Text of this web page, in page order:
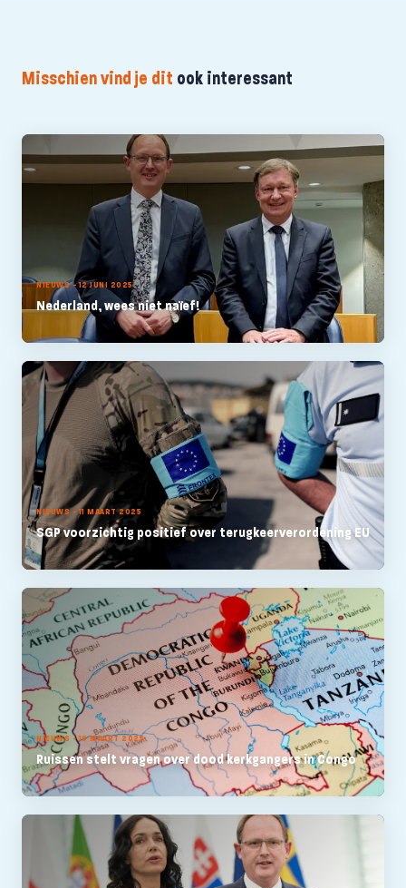
Misschien vind je dit ook interessant
NIEUWS - 12 JUNI 2025
Nederland, wees niet naïef!
NIEUWS - 11 MAART 2025
SGP voorzichtig positief over terugkeerverordening EU
NIEUWS - 10 MAART 2025
Ruissen stelt vragen over dood kerkgangers in Congo